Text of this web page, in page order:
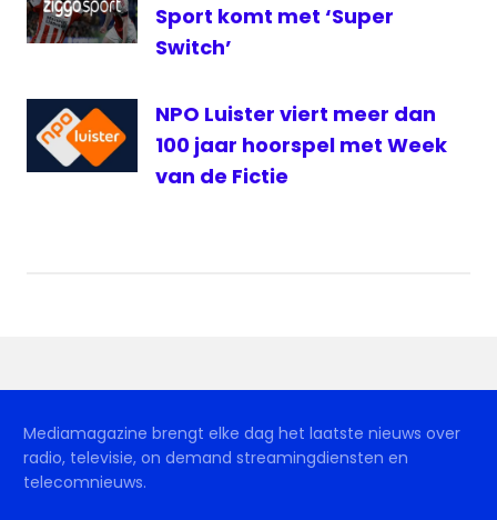
Sport komt met ‘Super
Switch’
NPO Luister viert meer dan
100 jaar hoorspel met Week
van de Fictie
Mediamagazine brengt elke dag het laatste nieuws over
radio, televisie, on demand streamingdiensten en
telecomnieuws.